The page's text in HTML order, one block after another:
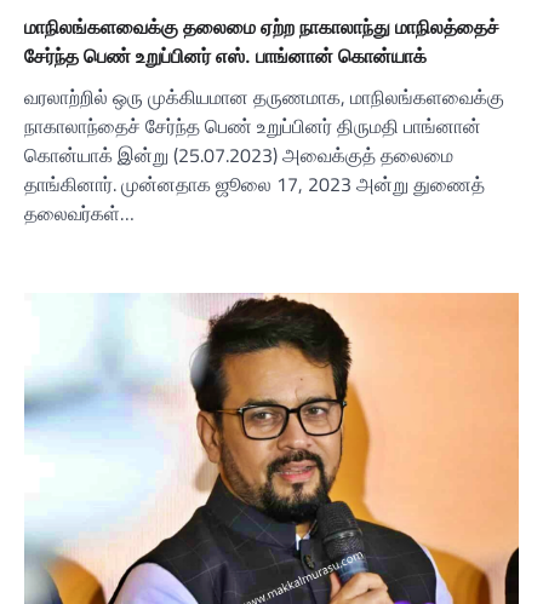
மாநிலங்களவைக்கு தலைமை ஏற்ற நாகாலாந்து மாநிலத்தைச்
சேர்ந்த பெண் உறுப்பினர் எஸ். பாங்னான் கொன்யாக்
வரலாற்றில் ஒரு முக்கியமான தருணமாக, மாநிலங்களவைக்கு
நாகாலாந்தைச் சேர்ந்த பெண் உறுப்பினர் திருமதி பாங்னான்
கொன்யாக் இன்று (25.07.2023) அவைக்குத் தலைமை
தாங்கினார். முன்னதாக ஜூலை 17, 2023 அன்று துணைத்
தலைவர்கள்…